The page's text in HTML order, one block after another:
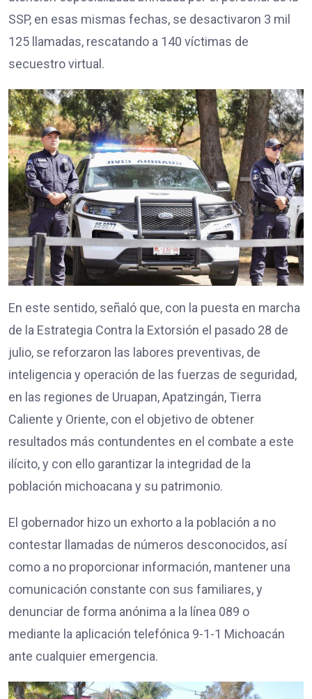
SSP, en esas mismas fechas, se desactivaron 3 mil
125 llamadas, rescatando a 140 víctimas de
secuestro virtual.
En este sentido, señaló que, con la puesta en marcha
de la Estrategia Contra la Extorsión el pasado 28 de
julio, se reforzaron las labores preventivas, de
inteligencia y operación de las fuerzas de seguridad,
en las regiones de Uruapan, Apatzingán, Tierra
Caliente y Oriente, con el objetivo de obtener
resultados más contundentes en el combate a este
ilícito, y con ello garantizar la integridad de la
población michoacana y su patrimonio.
El gobernador hizo un exhorto a la población a no
contestar llamadas de números desconocidos, así
como a no proporcionar información, mantener una
comunicación constante con sus familiares, y
denunciar de forma anónima a la línea 089 o
mediante la aplicación telefónica 9-1-1 Michoacán
ante cualquier emergencia.